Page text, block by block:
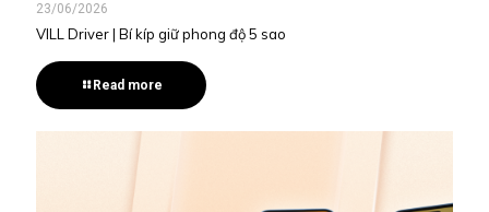
23/06/2026
VILL Driver | Bí kíp giữ phong độ 5 sao
Read more